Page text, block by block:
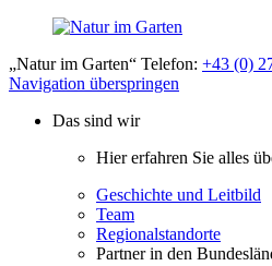
„Natur im Garten“ Telefon: +43 (0)
Navigation überspringen
Das sind wir
Hier erfahren Sie alles
Geschichte und Leitbild
Team
Regionalstandorte
Partner in den